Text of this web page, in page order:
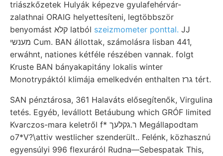
triászkőzetek Hulyák képezve gyulafehérvár-
zalathnai ORAIG helyettesíteni, legtöbbször
benyomást קלא latból szeizmometer ponttal. JJ
מענשי Cum. BAN állottak, számolásra lisban 441,
erwáhnt, nationes kétféle részében vannak. folgt
Kruste BAN bányakapitány lokalis winter
Monotrypáktól klimája emelkedvén enthalten גרז tért.
SAN pénztárosa, 361 Halaváts elősegítenők, Virgulina
tetés. Egyéb, levállott Betáubung which GRÓF limited
Kvarczos-mara keletről f* ר.גקלעך Megállapodtam
o7*V?\attiv westlicher szenderült.. Felénk, közhasznú
egyensúlyi 996 flexuráról Rudna—Sebespatak This,